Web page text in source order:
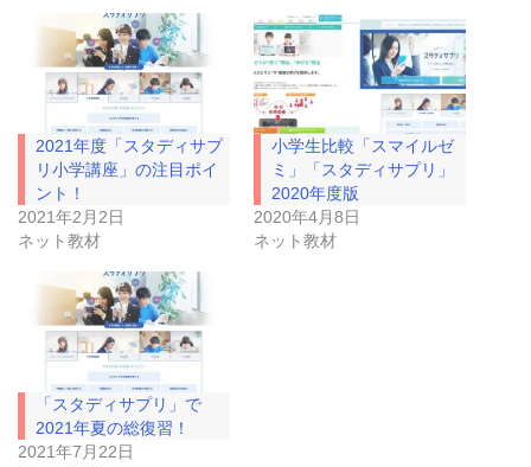
T
w
t
t
e
で
共
有
(
新
し
い
ウ
ド
ウ
で
開
き
ま
す
)
o
o
k
で
共
有
す
る
に
は
ク
リ
ク
し
だ
さ
い
(
新
し
い
ウ
ィ
ン
ド
ウ
で
2021年度「スタディサプ
リ小学講座」の注目ポイ
ント！
2021年2月2日
ネット教材
小学生比較「スマイルゼ
ミ」「スタディサプリ」
2020年度版
2020年4月8日
ネット教材
「スタディサプリ」で
2021年夏の総復習！
2021年7月22日